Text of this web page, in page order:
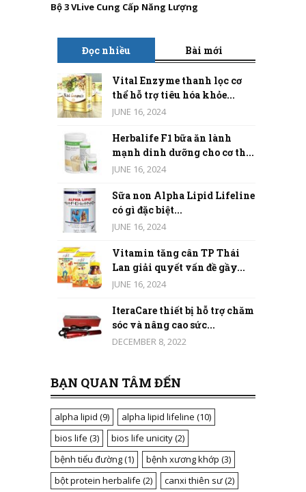
Bộ 3 VLive Cung Cấp Năng Lượng
Đọc nhiều Bài mới
Vital Enzyme thanh lọc cơ
thể hỗ trợ tiêu hóa khỏe...
JUNE 16, 2024
Herbalife F1 bữa ăn lành
mạnh dinh dưỡng cho cơ th...
JUNE 16, 2024
Sữa non Alpha Lipid Lifeline
có gì đặc biệt...
JUNE 16, 2024
Vitamin tăng cân TP Thái
Lan giải quyết vấn đề gầy...
JUNE 16, 2024
IteraCare thiết bị hỗ trợ chăm
sóc và nâng cao sức...
DECEMBER 8, 2022
BẠN QUAN TÂM ĐẾN
alpha lipid (9) alpha lipid lifeline (10)
bios life (3) bios life unicity(2)
bệnh tiểu đường(1) bệnh xương khớp (3)
bột protein herbalife (2) canxi thiên sư(2)